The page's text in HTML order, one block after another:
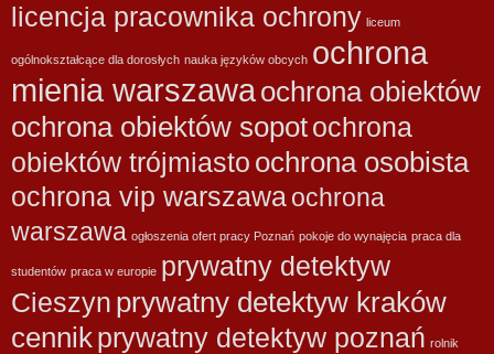
licencja pracownika ochrony liceum
ogólnokształcące dla dorosłych nauka języków obcych ochrona
mienia warszawa ochrona obiektów
ochrona obiektów sopotochrona
obiektów trójmiasto ochrona osobista
ochrona vip warszawaochrona
warszawa ogłoszenia ofert pracy Poznań pokoje do wynajęcia praca dla
studentów praca w europie prywatny detektyw
Cieszyn prywatny detektyw kraków
cennikprywatny detektyw poznań rolnik